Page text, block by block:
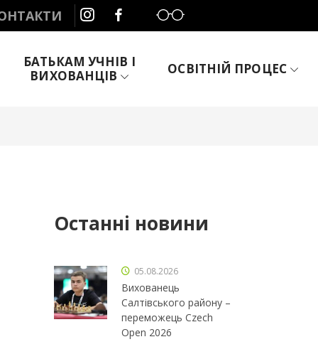
Слабозорим
БАТЬКАМ УЧНІВ І
ВИХОВАНЦІВ
ОСВІТНІЙ ПРОЦЕС
Останні новини
05.08.2026
Вихованець
Салтівського району –
переможець Czech
Open 2026